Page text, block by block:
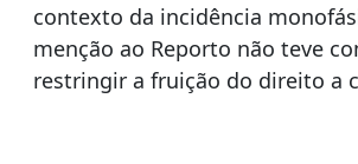
contexto da incidência
menção ao Reporto não teve
restringir a fruição do direito a